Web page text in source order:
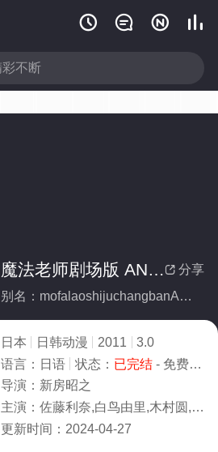
   
 分享
魔法老师剧场版 ANIME FINAL(全集)
别名：mofalaoshijuchangbanANIMEFINAL
日本 日韩动漫 2011
3.0
语言： 日语 状态： 已完结- 免费在线观看
导演： 新房昭之
主演： 佐藤利奈,白鸟由里,木村圆,笹川亚矢奈,桑谷夏子,山川琴美,浅仓杏美,伊藤静,神田朱未,板东爱,渡边明
更新时间： 2024-04-27